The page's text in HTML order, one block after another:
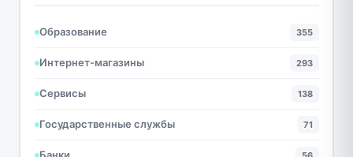
Образование 355
Интернет-магазины 293
Сервисы 138
Государственные службы 71